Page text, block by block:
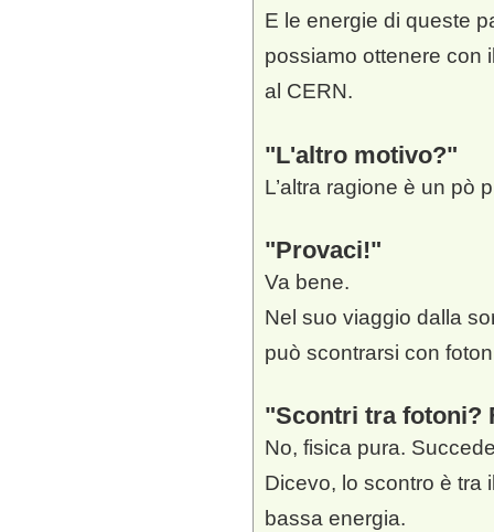
E le energie di queste
possiamo ottenere con
al CERN.
L'altro motivo?
L’altra ragione è un pò
Provaci!
Va bene.
Nel suo viaggio dalla
può scontrarsi con
Scontri tra fotoni?
No, fisica pura.
Dicevo, lo scontro è tra
bassa energia.